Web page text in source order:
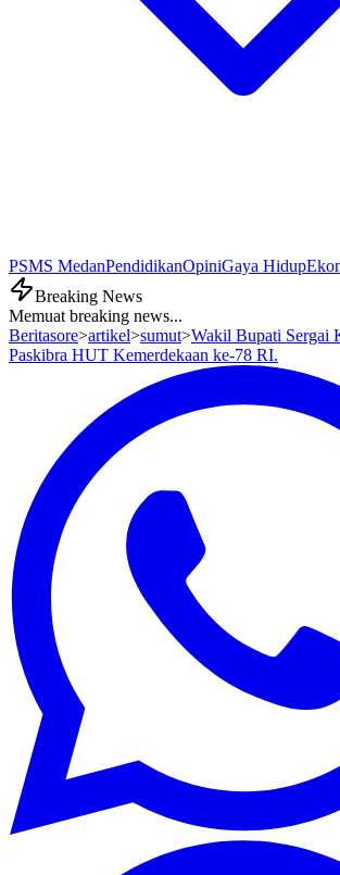
PSMS MedanPendidikanOpiniGaya Hidup
Breaking News
Memuat breaking news...
Beritasore>artikel>sumut>Wakil Bupati Sergai
Paskibra HUT Kemerdekaan ke-78 RI.